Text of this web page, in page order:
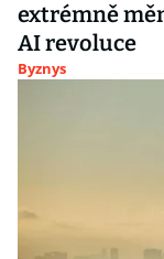
extrémně
AI revoluce
Byznys